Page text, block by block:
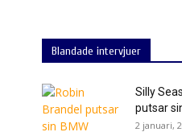
Blandade intervjuer
Silly
putsar
2 januari,